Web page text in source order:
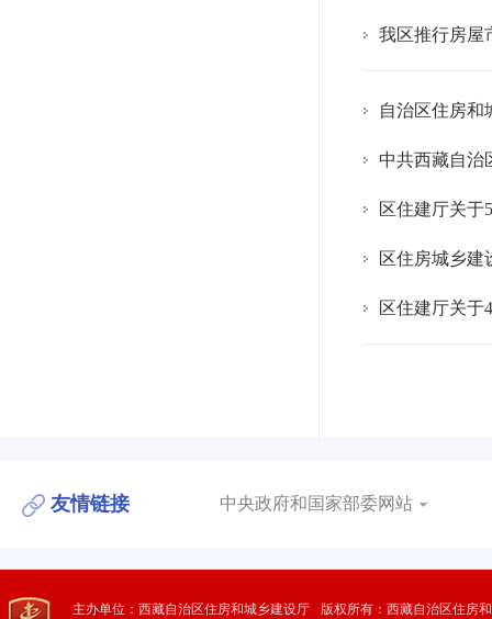
我区推行房屋
自治区住房和
中共西藏自治
区住建厅关于
区住房城乡建
区住建厅关于
友情链接 中央政府和国家部委网站
主办单位：西藏自治区住房和城乡建设厅
版权所有：西藏自治区住房